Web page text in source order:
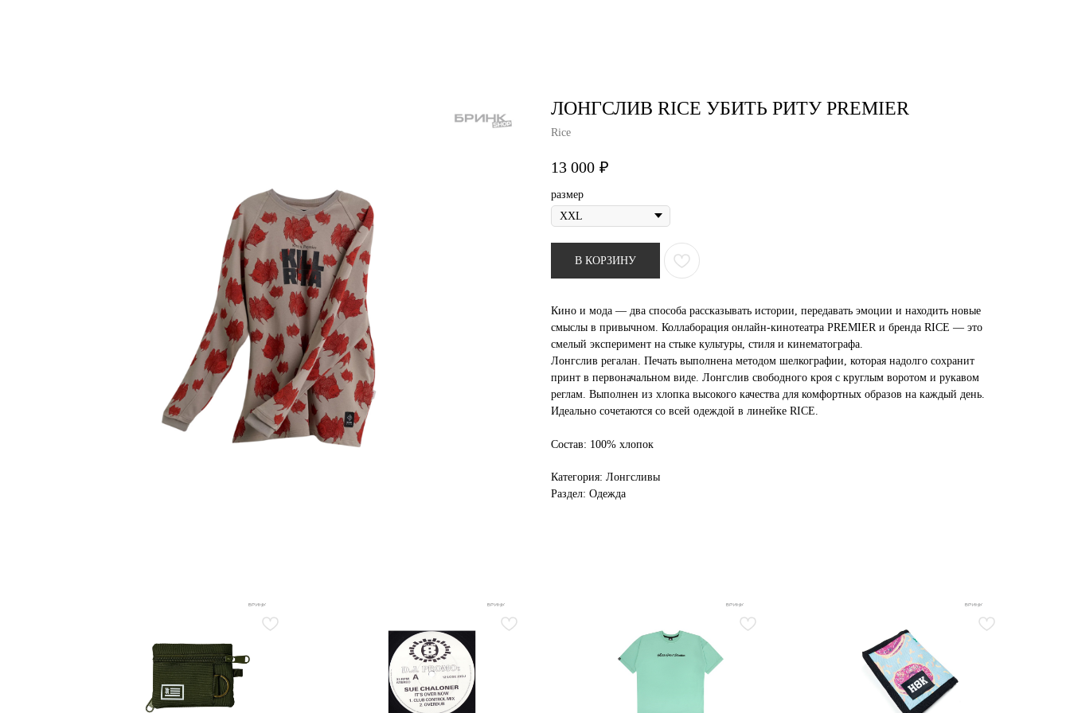
ЛОНГСЛИВ RICE УБИТЬ РИТУ PREMIER
Rice
13 000 ₽
размер
В КОРЗИНУ
Кино и мода — два способа рассказывать истории, передавать эмоции и находить новые
смыслы в привычном. Коллаборация онлайн-кинотеатра PREMIER и бренда RICE — это
смелый эксперимент на стыке культуры, стиля и кинематографа.
Лонгслив регалан. Печать выполнена методом шелкографии, которая надолго сохранит
принт в первоначальном виде. Лонгслив свободного кроя с круглым воротом и рукавом
реглам. Выполнен из хлопка высокого качества для комфортных образов на каждый день.
Идеально сочетаются со всей одеждой в линейке RICE.
Состав: 100% хлопок
Категория: Лонгсливы
Раздел: Одежда